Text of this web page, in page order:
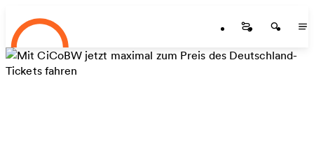
Zum Hauptinhalt springen
Startseite